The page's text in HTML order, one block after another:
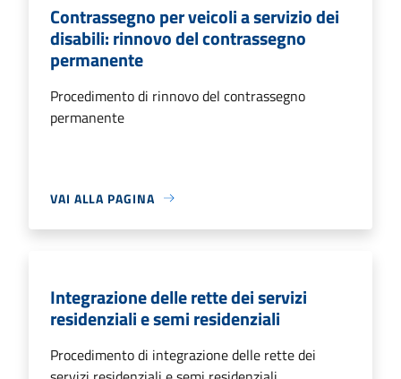
Contrassegno per veicoli a servizio dei
disabili: rinnovo del contrassegno
permanente
Procedimento di rinnovo del contrassegno
permanente
VAI ALLA PAGINA
Integrazione delle rette dei servizi
residenziali e semi residenziali
Procedimento di integrazione delle rette dei